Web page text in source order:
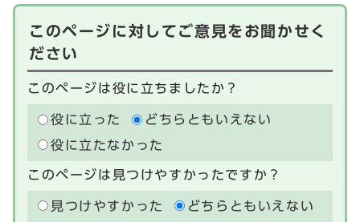
このページに対してご意見をお聞かせく
ださい
このページは役に立ちましたか？
役に立った
どちらともいえない
役に立たなかった
このページは見つけやすかったですか？
見つけやすかった
どちらともいえない